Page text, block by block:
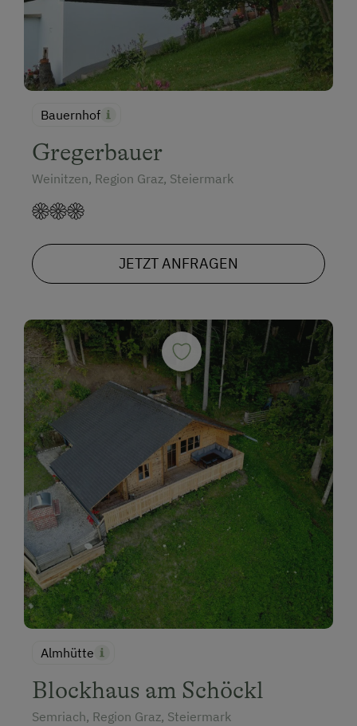
Bauernhof
Gregerbauer
Weinitzen, Region Graz, Steiermark
JETZT ANFRAGEN
Almhütte
Blockhaus am Schöckl
Semriach, Region Graz, Steiermark